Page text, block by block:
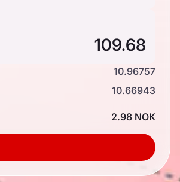
10.96757
10.66943
2.98 NOK